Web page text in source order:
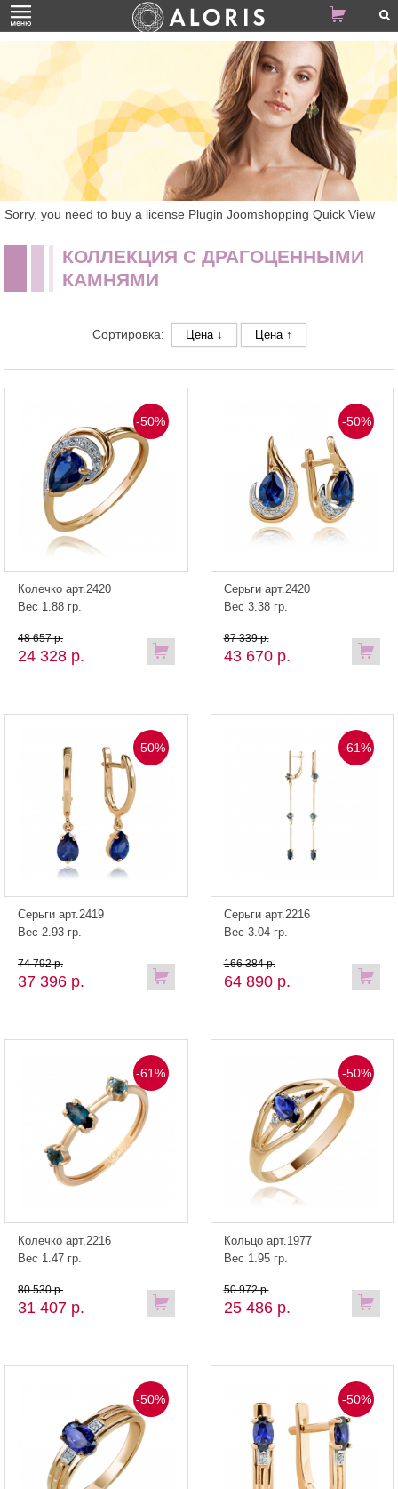
Sorry, you need to buy a license Plugin Joomshopping Quick View
КОЛЛЕКЦИЯ С ДРАГОЦЕННЫМИ
КАМНЯМИ
Сортировка: Цена ↓ Цена ↑
-50%
Колечко арт.2420
Вес 1.88 гр.
24 328 р.
48 657 р.
-50%
Серьги арт.2420
Вес 3.38 гр.
43 670 р.
87 339 р.
-50%
Серьги арт.2419
Вес 2.93 гр.
37 396 р.
74 792 р.
-61%
Серьги арт.2216
Вес 3.04 гр.
64 890 р.
166 384 р.
-61%
Колечко арт.2216
Вес 1.47 гр.
31 407 р.
80 530 р.
-50%
Кольцо арт.1977
Вес 1.95 гр.
25 486 р.
50 972 р.
-50% -50%